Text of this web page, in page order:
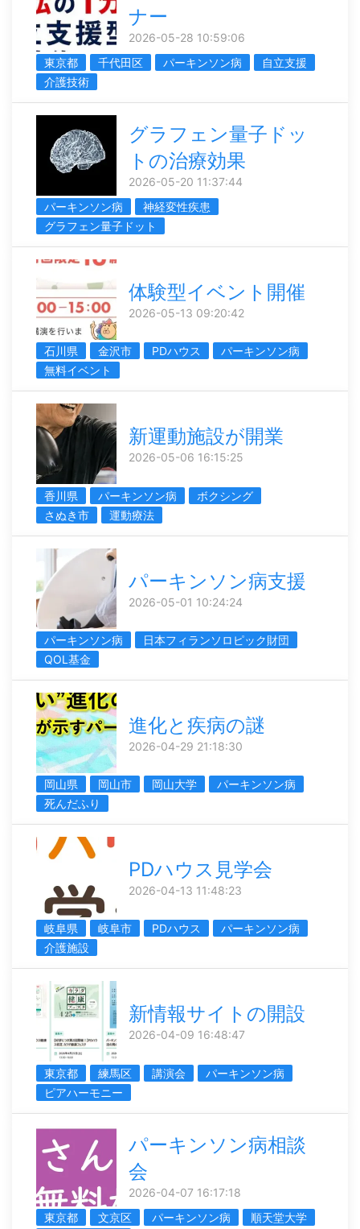
ナー
2026-05-28 10:59:06
東京都
千代田区 パーキンソン病
自立支援
介護技術
グラフェン量子ドッ
トの治療効果
2026-05-20 11:37:44
パーキンソン病
神経変性疾患
グラフェン量子ドット
体験型イベント開催
2026-05-13 09:20:42
石川県 金沢市 PDハウス
パーキンソン病
無料イベント
新運動施設が開業
2026-05-06 16:15:25
香川県 パーキンソン病
ボクシング
さぬき市
運動療法
パーキンソン病支援
2026-05-01 10:24:24
パーキンソン病
日本フィランソロピック財団
QOL基金
進化と疾病の謎
2026-04-29 21:18:30
岡山県 岡山市 岡山大学
パーキンソン病
死んだふり
PDハウス見学会
2026-04-13 11:48:23
岐阜県 岐阜市 PDハウス
パーキンソン病
介護施設
新情報サイトの開設
2026-04-09 16:48:47
東京都 練馬区 講演会
パーキンソン病
ピアハーモニー
パーキンソン病相談
会
2026-04-07 16:17:18
東京都
文京区 パーキンソン病
順天堂大学